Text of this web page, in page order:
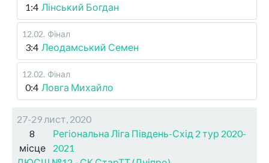
1:4 Лінський Богдан
12.02. Фінал
3:4 Леодамський Семен
12.02. Фінал
0:4 Ловга Михайло
27-29 лист, 2020
8
місце
Регіональна Ліга Південь-Схід 2 тур 2020-
2021